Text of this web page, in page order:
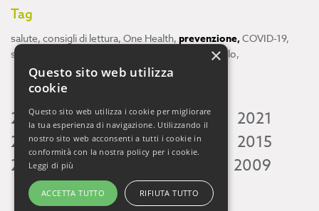
Tag
salute, consigli di lettura, One Health, prevenzione,COVID-19,
scienza
cervello,
2026 2025 2024 2023 2022
2021
2020 2019 2018 2017 2016
2015
2014 2013 2009
×
Questo sito web utilizza
cookie
Questo sito web utilizza i cookie per migliorare
la tua esperienza di navigazione. Utilizzando il
nostro sito web acconsenti a tutti i cookie in
conformità con la nostra policy per i cookie.
Leggi di più
ACCETTA TUTTO RIFIUTA TUTTO